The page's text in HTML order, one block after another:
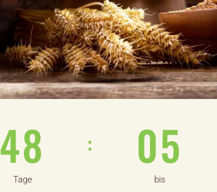
48
Tage
: 05
bis